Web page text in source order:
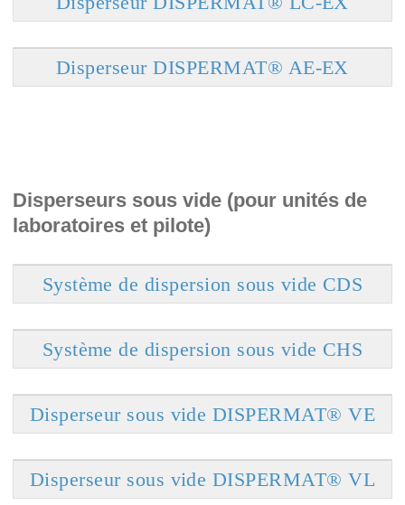
Disperseur DISPERMAT® AE-EX
Disperseurs sous vide (pour unités de
laboratoires et pilote)
Système de dispersion sous vide CDS
Système de dispersion sous vide CHS
Disperseur sous vide DISPERMAT® VE
Disperseur sous vide DISPERMAT® VL